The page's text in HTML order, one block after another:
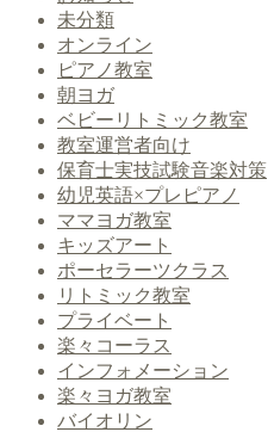
未分類
オンライン
ピアノ教室
朝ヨガ
ベビーリトミック教室
教室運営者向け
保育士実技試験音楽対策
幼児英語×プレピアノ
ママヨガ教室
キッズアート
ポーセラーツクラス
リトミック教室
プライベート
楽々コーラス
インフォメーション
楽々ヨガ教室
バイオリン